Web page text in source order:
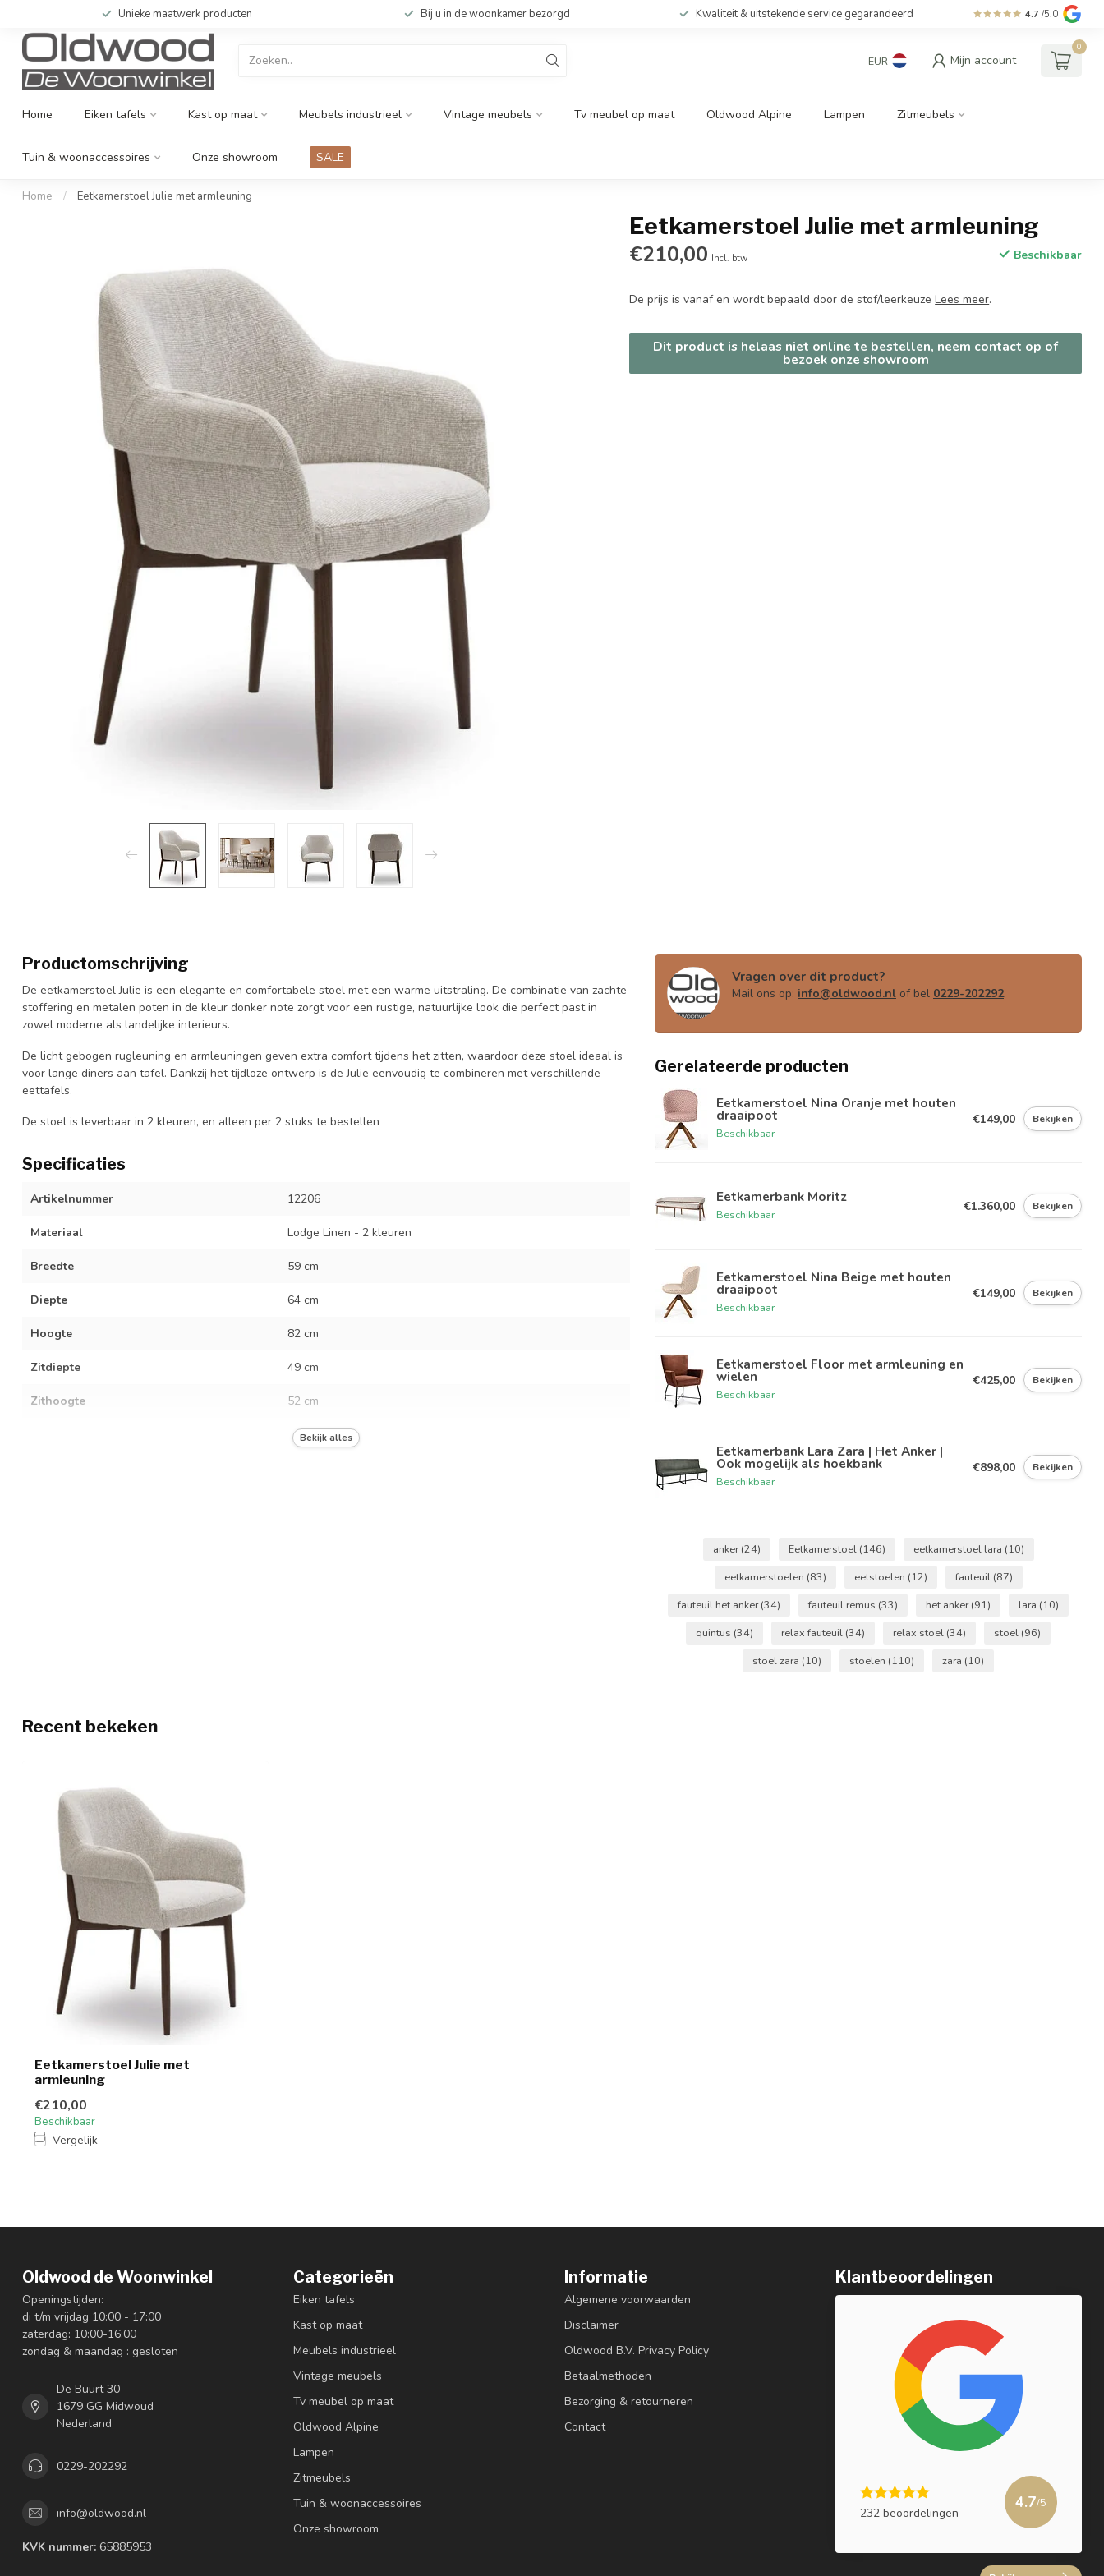
Unieke maatwerk producten Bij u in de woonkamer bezorgd Kwaliteit & uitstekende service gegarandeerd 4.7 /5.0
EUR Mijn account
0
Home Eiken tafels Kast op maat Meubels industrieel Vintage meubels Tv meubel op maat Oldwood Alpine Lampen Zitmeubels
Tuin & woonaccessoires Onze showroom SALE
Home / Eetkamerstoel Julie met armleuning
Eetkamerstoel Julie met armleuning
€210,00 Incl. btw Beschikbaar
De prijs is vanaf en wordt bepaald door de stof/leerkeuzeLees meer.
Dit product is helaas niet online te bestellen, neem contact op of
bezoek onze showroom
Productomschrijving
De eetkamerstoel Julie is een elegante en comfortabele stoel met een warme uitstraling. De combinatie van zachte
stoffering en metalen poten in de kleur donker note zorgt voor een rustige, natuurlijke look die perfect past in
zowel moderne als landelijke interieurs.
De licht gebogen rugleuning en armleuningen geven extra comfort tijdens het zitten, waardoor deze stoel ideaal is
voor lange diners aan tafel. Dankzij het tijdloze ontwerp is de Julie eenvoudig te combineren met verschillende
eettafels.
De stoel is leverbaar in 2 kleuren, en alleen per 2 stuks te bestellen
Specificaties
Artikelnummer 12206
Materiaal Lodge Linen - 2 kleuren
Breedte 59 cm
Diepte 64 cm
Hoogte 82 cm
Zitdiepte 49 cm
Zithoogte 52 cm
42 cm
Bekijk alles
Vragen over dit product?
Mail ons op: info@oldwood.nl of bel 0229-202292.
Gerelateerde producten
Eetkamerstoel Nina Oranje met houten
draaipoot
Beschikbaar
€149,00 Bekijken
Eetkamerbank Moritz
Beschikbaar
€1.360,00 Bekijken
Eetkamerstoel Nina Beige met houten
draaipoot
Beschikbaar
€149,00 Bekijken
Eetkamerstoel Floor met armleuning en
wielen
Beschikbaar
€425,00 Bekijken
Eetkamerbank Lara Zara | Het Anker |
Ook mogelijk als hoekbank
Beschikbaar
€898,00 Bekijken
anker(24) Eetkamerstoel (146) eetkamerstoel lara (10)
eetkamerstoelen (83) eetstoelen (12) fauteuil (87)
fauteuil het anker(34) fauteuil remus (33) het anker(91) lara (10)
quintus (34) relax fauteuil (34) relax stoel (34) stoel (96)
stoel zara (10) stoelen (110) zara (10)
Recent bekeken
Eetkamerstoel Julie met
armleuning
€210,00
Beschikbaar
Vergelijk
Oldwood de Woonwinkel
Openingstijden:
di t/m vrijdag 10:00 - 17:00
zaterdag: 10:00-16:00
zondag & maandag : gesloten
De Buurt 30
1679 GG Midwoud
Nederland
0229-202292
info@oldwood.nl
KVK nummer: 65885953
Categorieën
Eiken tafels
Kast op maat
Meubels industrieel
Vintage meubels
Tv meubel op maat
Oldwood Alpine
Lampen
Zitmeubels
Tuin & woonaccessoires
Onze showroom
Informatie
Algemene voorwaarden
Disclaimer
Oldwood B.V. Privacy Policy
Betaalmethoden
Bezorging & retourneren
Contact
Klantbeoordelingen
232 beoordelingen
4.7/5